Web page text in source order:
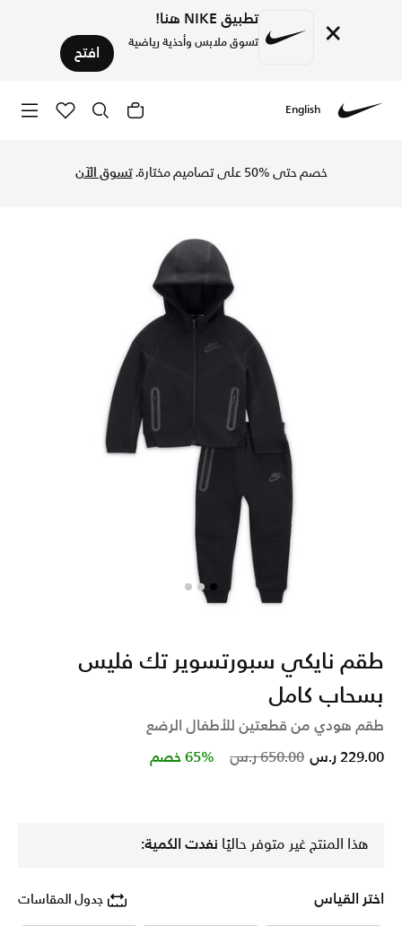
× تطبيق NIKE هنا!
تسوق ملابس وأحذية رياضية افتح
English
خصم حتى %50 على تصاميم مختارة. تسوق الآن
طقم نايكي سبورتسوير تك فليس
بسحاب كامل
طقم هودي من قطعتين للأطفال الرضع
Price reduced from
650.00 ر.س to 229.00 ر.س 65% خصم
هذا المنتج غير متوفر حاليًا نفدت الكمية:
اختر القياس جدول المقاسات